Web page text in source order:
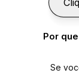
Por
Se